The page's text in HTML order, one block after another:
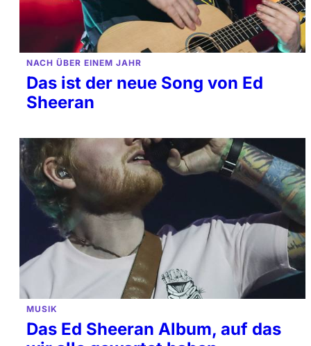
NACH ÜBER EINEM JAHR
Das ist der neue Song von Ed
Sheeran
MUSIK
Das Ed Sheeran Album, auf das